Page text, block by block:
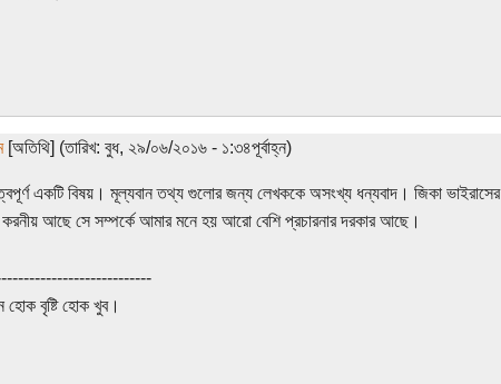
[অতিথি] (তারিখ: বুধ, ২৯/০৬/২০১৬ - ১:৩৪পূর্বাহ্ন)
একটি বিষয়। মূল্যবান তথ্য গুলোর জন্য লেখককে অসংখ্য ধন্যবাদ। জিকা ভাইরাসের
আছে সে সম্পর্কে আমার মনে হয় আরো বেশি প্রচারনার দরকার আছে।
হোক বৃষ্টি হোক খুব।